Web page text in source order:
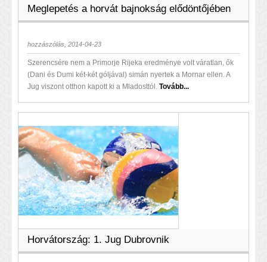
Meglepetés a horvát bajnokság elődöntőjében
hozzászólás, 2014-04-23
Szerencsére nem a Primorje Rijeka eredménye volt váratlan, ők
(Dani és Dumi két-két góljával) simán nyertek a Mornar ellen. A
Jug viszont otthon kapott ki a Mladosttól. Tovább...
Horvátország: 1. Jug Dubrovnik